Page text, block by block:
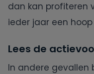
dan kan profiteren
ieder jaar een
Lees de
In andere gevallen